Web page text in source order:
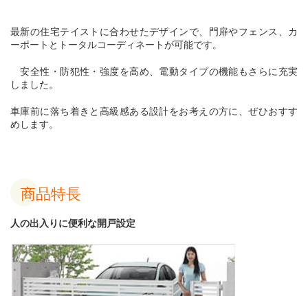
最新の住宅テイストに合わせたデザインで、門扉やフェンス、カ
ーポートとトータルコーディネートが可能です。
安全性・防犯性・強度を高め、電動タイプの機能もさらに充実
しました。
車庫前に落ち着きと高級感ある設計をお考えの方に、ぜひおすす
めします。
商品特長
人の出入りに便利な開戸設定